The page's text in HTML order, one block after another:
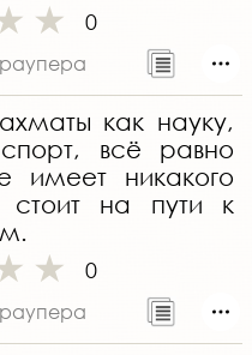
0
как науку,
всё равно
имеет никакого
стоит на пути к
0